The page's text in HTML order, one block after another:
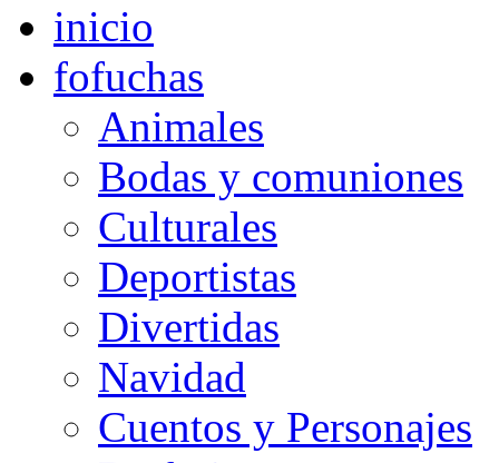
inicio
fofuchas
Animales
Bodas y comuniones
Culturales
Deportistas
Divertidas
Navidad
Cuentos y Personajes